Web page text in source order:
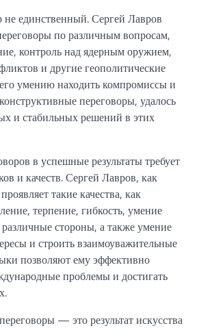
единственный. Сергей Лавров
по различным вопросам,
контроль над ядерным оружием,
и другие геополитические
умению находить компромиссы и
переговоры, удалось
и стабильных решений в этих
в успешные результаты требует
и качеств. Сергей Лавров, как
такие качества, как
терпение, гибкость, умение
стороны, а также умение
и строить взаимоуважительные
позволяют ему эффективно
проблемы и достигать
— это результат искусства